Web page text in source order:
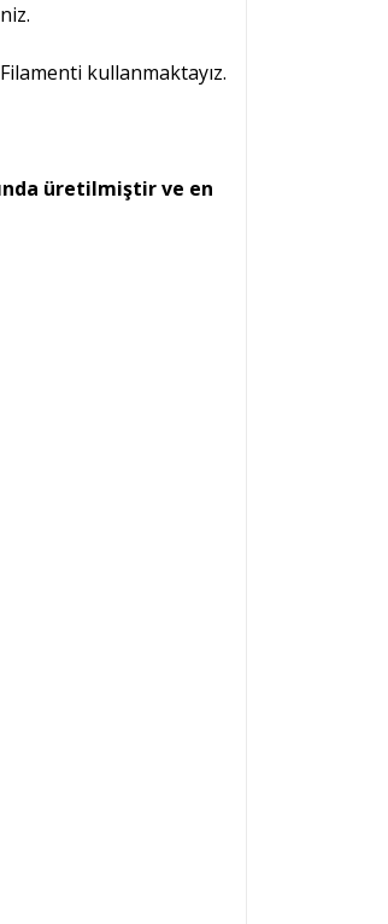
kullanmaktayız.
üretilmiştir ve en